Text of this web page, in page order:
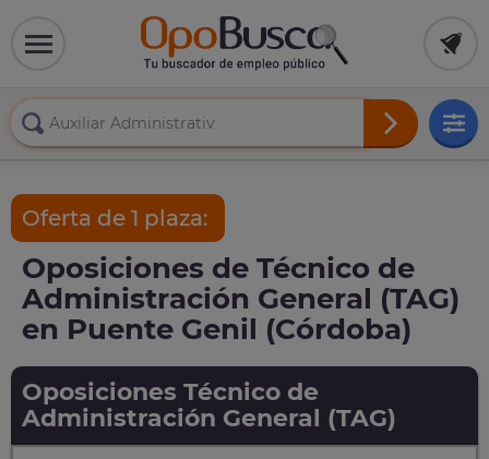
Oferta de 1 plaza:
Oposiciones de Técnico de
Administración General (TAG)
en Puente Genil (Córdoba)
Oposiciones Técnico de
Administración General (TAG)